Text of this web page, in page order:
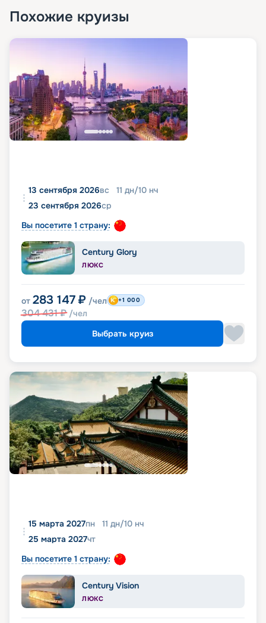
Похожие круизы
13 сентября 2026вс 11 дн/10 нч
23 сентября 2026ср
Вы посетите 1 страну:
Century Glory
ЛЮКС
от 283 147 ₽ /чел
304 431₽ /чел
+1 000
Выбрать круиз
15 марта 2027пн 11 дн/10 нч
25 марта 2027чт
Вы посетите 1 страну:
Century Vision
ЛЮКС